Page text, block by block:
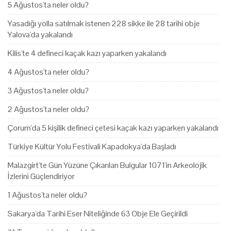
5 Ağustos'ta neler oldu?
Yasadığı yolla satılmak istenen 228 sikke ile 28 tarihi obje
Yalova'da yakalandı
Kilis'te 4 defineci kaçak kazı yaparken yakalandı
4 Ağustos'ta neler oldu?
3 Ağustos'ta neler oldu?
2 Ağustos'ta neler oldu?
Çorum'da 5 kişilik defineci çetesi kaçak kazı yaparken yakalandı
Türkiye Kültür Yolu Festivali Kapadokya'da Başladı
Malazgirt'te Gün Yüzüne Çıkarılan Bulgular 1071'in Arkeolojik
İzlerini Güçlendiriyor
1 Ağustos'ta neler oldu?
Sakarya'da Tarihi Eser Niteliğinde 63 Obje Ele Geçirildi